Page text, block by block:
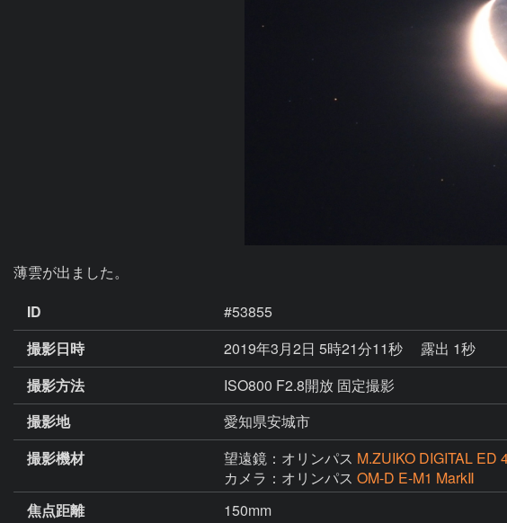
薄雲が出ました。
ID
#53855
撮影日時
2019年3月2日 5時21分11秒
露出 1秒
撮影方法
ISO800 F2.8開放 固定撮影
撮影地
愛知県安城市
撮影機材
望遠鏡：オリンパス M.ZUIKO DIGITAL ED
カメラ：オリンパス OM-D E-M1 MarkⅡ
焦点距離
150mm